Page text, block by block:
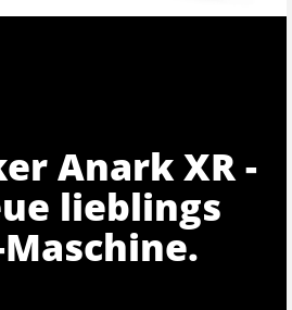
Anark XR -
lieblings